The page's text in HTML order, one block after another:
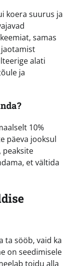
koera suurus ja
samas
alati
ja
10%
päeva jooksul
peaksite
et vältida
ta sööb, vaid ka
on seedimisele
toidu alla